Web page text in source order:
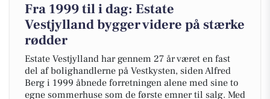
Fra 1999 til i dag: Estate
Vestjylland bygger videre på stærke
rødder
Estate Vestjylland har gennem 27 år været en fast
del af bolighandlerne på Vestkysten, siden Alfred
Berg i 1999 åbnede forretningen alene med sine to
egne sommerhuse som de første emner til salg. Med